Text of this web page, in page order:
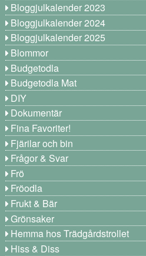
Bloggjulkalender 2023
Bloggjulkalender 2024
Bloggjulkalender 2025
Blommor
Budgetodla
Budgetodla Mat
DIY
Dokumentär
Fina Favoriter!
Fjärilar och bin
Frågor & Svar
Frö
Fröodla
Frukt & Bär
Grönsaker
Hemma hos Trädgårdstrollet
Hiss & Diss